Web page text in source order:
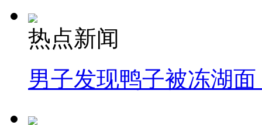
热点新闻
男子发现鸭子被冻湖